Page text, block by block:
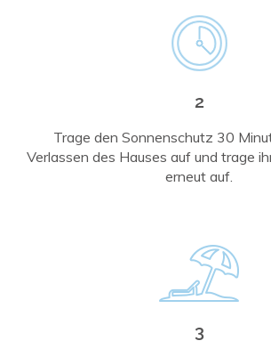
2
Trage den Sonnenschutz 30
Verlassen des Hauses auf und trage
erneut auf.
3